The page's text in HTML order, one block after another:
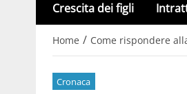
Crescita dei figli
Home / Come rispondere
Cronaca